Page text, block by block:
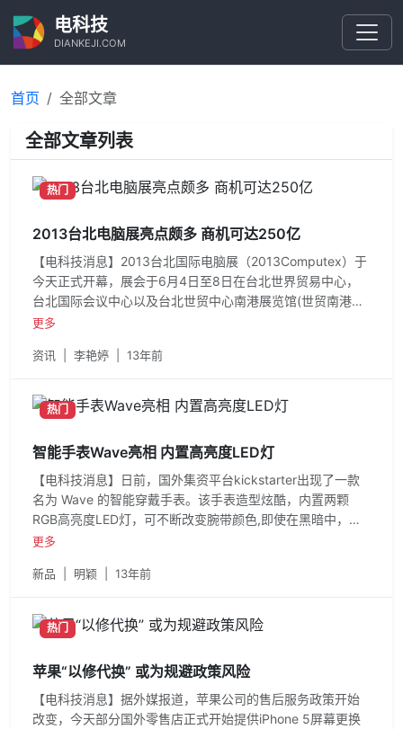
电科技
DIANKEJI.COM
首页 全部文章
全部文章列表
热门
2013台北电脑展亮点颇多 商机可达250亿
【电科技消息】2013台北国际电脑展（2013Computex）于
今天正式开幕，展会于6月4日至8日在台北世界贸易中心，
台北国际会议中心以及台北世贸中心南港展览馆(世贸南港馆)
展出。据悉，本次的电
更多
资讯 李艳婷 13年前
热门
智能手表Wave亮相 内置高亮度LED灯
【电科技消息】日前，国外集资平台kickstarter出现了一款
名为 Wave 的智能穿戴手表。该手表造型炫酷，内置两颗
RGB高亮度LED灯，可不断改变腕带颜色,即使在黑暗中，也
很容易让人辨认。 Wave 采
更多
新品 明颖 13年前
热门
苹果“以修代换” 或为规避政策风险
【电科技消息】据外媒报道，苹果公司的售后服务政策开始
改变，今天部分国外零售店正式开始提供iPhone 5屏幕更换